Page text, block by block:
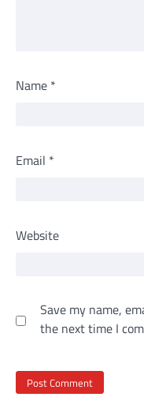
Name *
Email *
Website
Save my name,
the next time I